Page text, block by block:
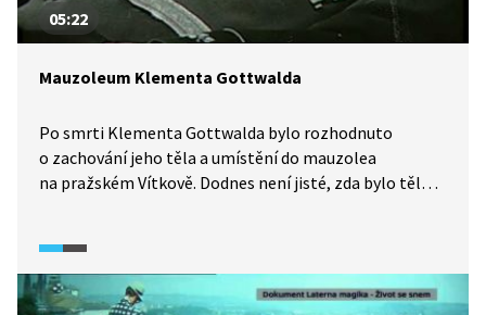
05:22
Mauzoleum Klementa Gottwalda
Po smrti Klementa Gottwalda bylo rozhodnuto
o zachování jeho těla a umístění do mauzolea
na pražském Vítkově. Dodnes není jisté, zda bylo tělo